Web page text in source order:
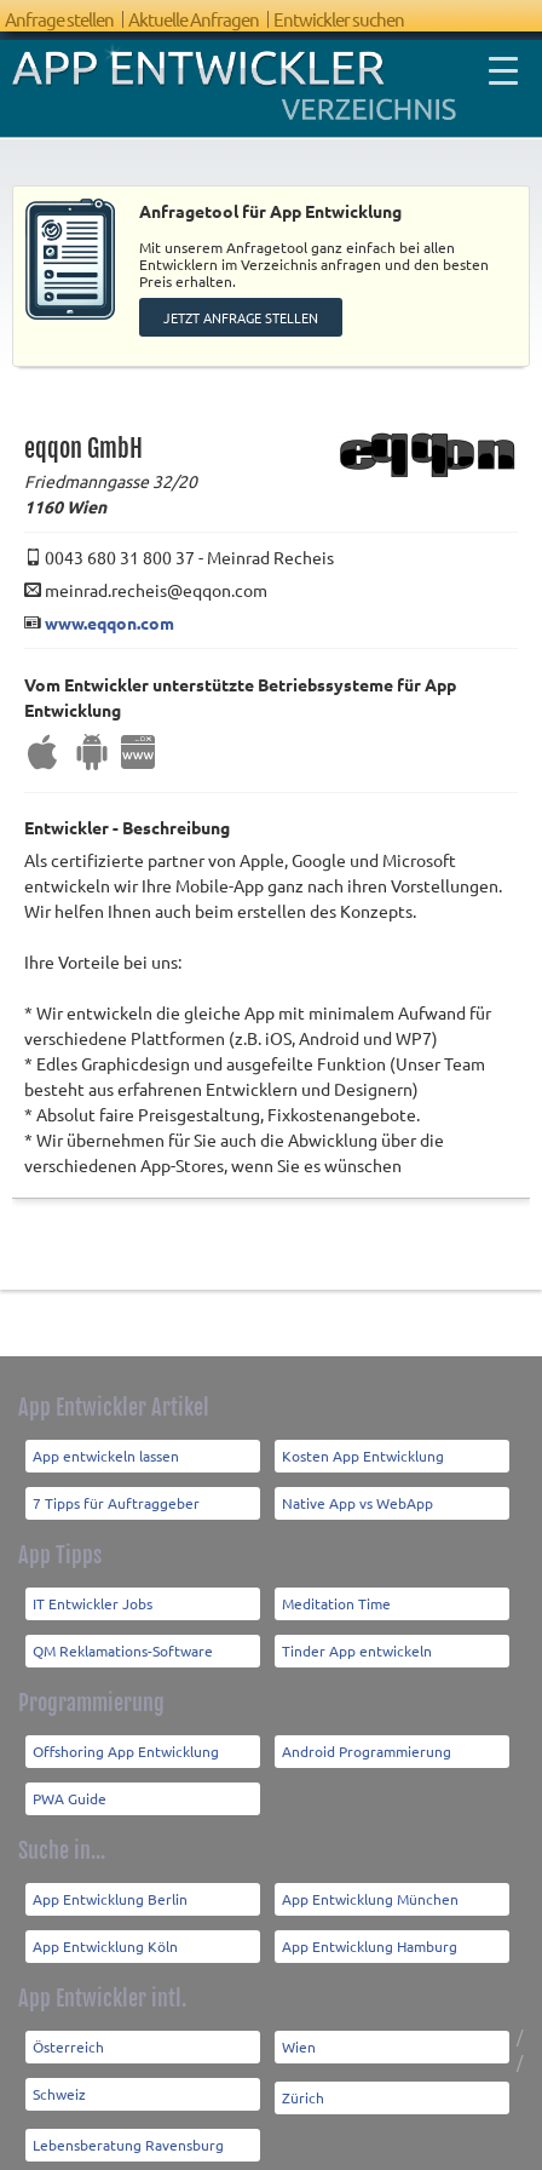
Anfrage stellen Aktuelle Anfragen Entwickler suchen
Anfragetool für App Entwicklung
Mit unserem Anfragetool ganz einfach bei allen
Entwicklern im Verzeichnis anfragen und den besten
Preis erhalten.
JETZT ANFRAGE STELLEN
eqqon GmbH
Friedmanngasse 32/20
1160 Wien
0043 680 31 800 37 - Meinrad Recheis
meinrad.recheis@eqqon.com
www.eqqon.com
Vom Entwickler unterstützte Betriebssysteme für App
Entwicklung
Entwickler - Beschreibung
Als certifizierte partner von Apple, Google und Microsoft
entwickeln wir Ihre Mobile-App ganz nach ihren Vorstellungen.
Wir helfen Ihnen auch beim erstellen des Konzepts.
Ihre Vorteile bei uns:
* Wir entwickeln die gleiche App mit minimalem Aufwand für
verschiedene Plattformen (z.B. iOS, Android und WP7)
* Edles Graphicdesign und ausgefeilte Funktion (Unser Team
besteht aus erfahrenen Entwicklern und Designern)
* Absolut faire Preisgestaltung, Fixkostenangebote.
* Wir übernehmen für Sie auch die Abwicklung über die
verschiedenen App-Stores, wenn Sie es wünschen
App Entwickler Artikel
App entwickeln lassen Kosten App Entwicklung
7 Tipps für Auftraggeber Native App vs WebApp
App Tipps
IT Entwickler Jobs Meditation Time
QM Reklamations-Software Tinder App entwickeln
Programmierung
Offshoring App Entwicklung Android Programmierung
PWA Guide
Suche in...
App Entwicklung Berlin App Entwicklung München
App Entwicklung Köln App Entwicklung Hamburg
App Entwickler intl.
Österreich /
Wien
Schweiz
/
Zürich
Lebensberatung Ravensburg